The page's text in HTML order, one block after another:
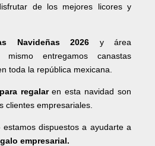
de los mejores licores y
Navideñas 2026 y área
entregamos canastas
toda la república mexicana.
regalaren esta navidad son
clientes empresariales.
estamos dispuestos a ayudarte a
empresarial.